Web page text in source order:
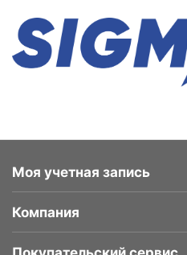
Моя учетная запись
Компания